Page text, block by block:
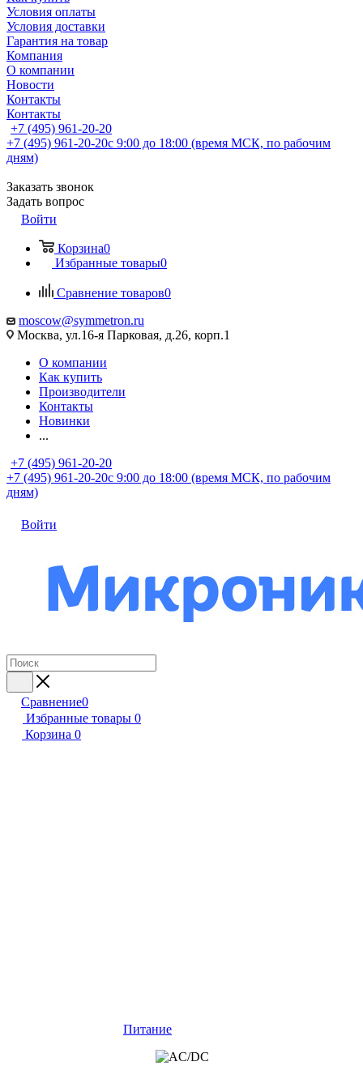
Условия оплаты
Условия доставки
Гарантия на товар
Компания
О компании
Новости
Контакты
Контакты
+7 (495) 961-20-20
+7 (495) 961-20-20с 9:00 до 18:00 (время МСК, по рабочим
дням)
Заказать звонок
Задать вопрос
Войти
Корзина0
Избранные товары0
Сравнение товаров0
moscow@symmetron.ru
Москва, ул.16-я Парковая, д.26, корп.1
О компании
Как купить
Производители
Контакты
Новинки
...
+7 (495) 961-20-20
+7 (495) 961-20-20с 9:00 до 18:00 (время МСК, по рабочим
дням)
Войти
Сравнение0
Избранные товары 0
Корзина 0
Питание